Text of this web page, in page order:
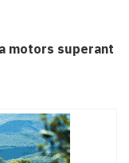
motors superant